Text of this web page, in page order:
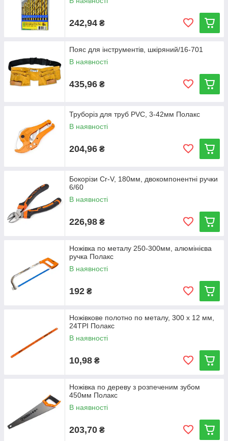
242,94 ₴
Пояс для інструментів, шкіряний/16-701
В наявності
435,96 ₴
Труборіз для труб PVC, 3-42мм Полакс
В наявності
204,96 ₴
Бокорізи Cr-V, 180мм, двокомпонентні ручки
6/60
В наявності
226,98 ₴
Ножівка по металу 250-300мм, алюмінієва
ручка Полакс
В наявності
192 ₴
Ножівкове полотно по металу, 300 х 12 мм,
24TPI Полакс
В наявності
10,98 ₴
Ножівка по дереву з розпеченим зубом
450мм Полакс
В наявності
203,70 ₴